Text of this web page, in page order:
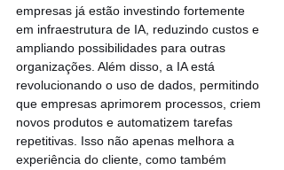
empresas já estão investindo fortemente
em infraestrutura de IA, reduzindo custos e
ampliando possibilidades para outras
organizações. Além disso, a IA está
revolucionando o uso de dados, permitindo
que empresas aprimorem processos, criem
novos produtos e automatizem tarefas
repetitivas. Isso não apenas melhora a
experiência do cliente, como também